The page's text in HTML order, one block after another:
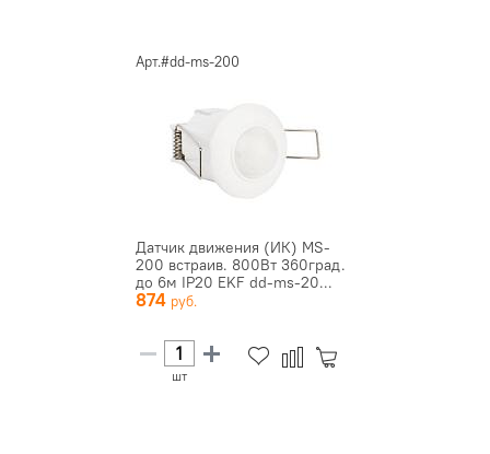
Арт.#dd-ms-200
Датчик движения (ИК) MS-
200 встраив. 800Вт 360град.
до 6м IP20 EKF dd-ms-20...
874
шт